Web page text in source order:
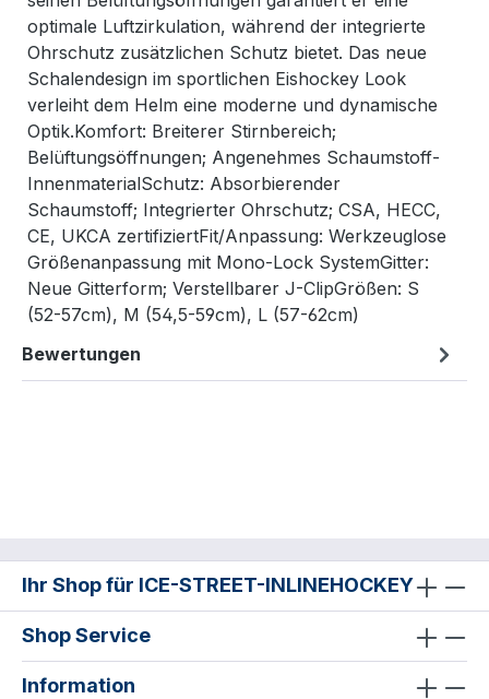
optimale Luftzirkulation, während der integrierte
Ohrschutz zusätzlichen Schutz bietet. Das neue
Schalendesign im sportlichen Eishockey Look
verleiht dem Helm eine moderne und dynamische
Optik.Komfort: Breiterer Stirnbereich;
Belüftungsöffnungen; Angenehmes Schaumstoff-
InnenmaterialSchutz: Absorbierender
Schaumstoff; Integrierter Ohrschutz; CSA, HECC,
CE, UKCA zertifiziertFit/Anpassung: Werkzeuglose
Größenanpassung mit Mono-Lock SystemGitter:
Neue Gitterform; Verstellbarer J-ClipGrößen: S
(52-57cm), M (54,5-59cm), L (57-62cm)
Bewertungen
Ihr Shop für ICE-STREET-INLINEHOCKEY
Shop Service
Information